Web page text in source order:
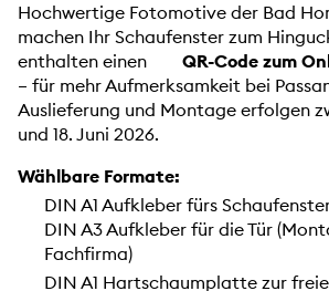
Hochwertige Fotomotive der Bad
machen Ihr Schaufenster zum
enthalten einen QR-Code zum
– für mehr Aufmerksamkeit bei
Auslieferung und Montage erfolgen
und 18. Juni 2026.
Wählbare Formate:
DIN A1 Aufkleber fürs
DIN A3 Aufkleber für die Tür
Fachfirma)
DIN A1 Hartschaumplatte zur